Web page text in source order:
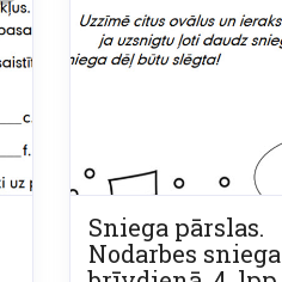
Sniega pārslas.
Nodarbes sniega